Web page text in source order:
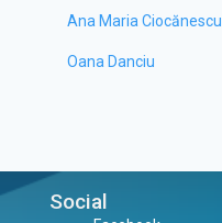
Ana Maria Ciocănescu
Oana Danciu
Social